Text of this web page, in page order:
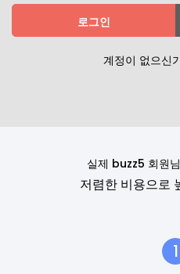
로그인
계정이 없으신
실제 buzz5 회원
저렴한 비용으로
1